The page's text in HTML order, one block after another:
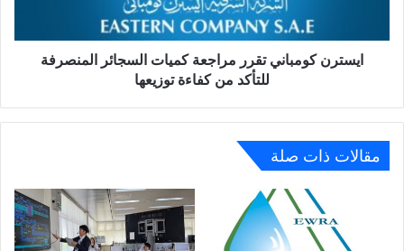
من
ايسترن كومباني تقرر مراجعة كميات السجائر المنصرفة
للتأكد من كفاءة توزيعها
مقالات ذات صلة